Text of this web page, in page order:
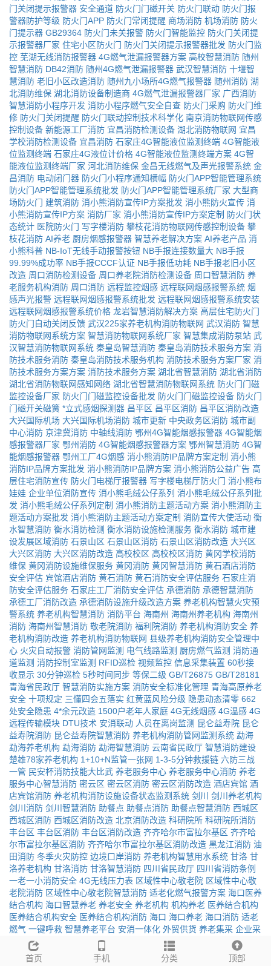
门关闭提示报警器 安全通道 防火门门磁开关 防火门联动 防火门报
警器防护等级 防火门APP 防火门常闭提醒 商场消防 机场消防 防火
门提示器 GB29364 防火门未关报警 防火门智能监控 防火门关闭提
示报警器厂家 住宅小区防火门 防火门关闭提示报警器批发 防火门监
控 芜湖无线消防报警器 4G燃气泄漏报警器方案 高校智慧消防 随州
智慧消防 DB42消防 随州4G燃气泄漏报警器 武汉智慧消防 十堰智
慧消防 老旧小区改造消防 随州九小场所4G燃气报警器 随州消防 湖
北消防维保 湖北消防设备制造商 4G燃气泄漏报警器厂家 广西消防
智慧消防小程序开发 消防小程序燃气安全自查 防火门采购 防火门维
修 防火门关闭提醒 防火门联动控制技术科学化 南京消防物联网传感
控制设备 新能源工厂消防 宜昌消防检测设备 湖北消防物联网 宜昌
学校消防检测设备 宜昌消防 石家庄4G智能液位监测终端 4G智能液
位监测终端 石家庄4G液位计价格 4G智能液位监测终端方案 4G智
能液位监测终端厂家 河北消防维保 金昌无线燃气及声光报警系统 金
昌消防 电动闭门器 防火门小程序通知横幅 防火门APP智能管理系统
防火门APP智能管理系统批发 防火门APP智能管理系统厂家 大型商
场防火门 建筑消防 消小熊消防宣传IP方案批发 消小熊防火宣传 消
小熊消防宣传IP方案 消防厂家 消小熊消防宣传IP方案定制 防火门状
态统计 医院防火门 写字楼消防 攀枝花消防物联网传感控制设备 攀
枝花消防 AI养老 厨房烟感报警器 智慧养老解决方案 AI养老产品 消
小熊科普 NB-IoT无线手动报警按钮 NB手报连接数量大 NB手报
99.99%成功率 NB手报CCCF认证 NB手报低功耗 NB手报老旧小区
改造 周口消防检测设备 周口养老院消防检测设备 周口智慧消防 养
老服务机构消防 周口消防 远程监控烟感 远程联网烟感报警系统 烟
感声光报警 远程联网烟感报警系统批发 远程联网烟感报警系统安装
远程联网烟感报警系统价格 龙岩智慧消防解决方案 高层住宅防火门
防火门自动关闭反馈 武汉225家养老机构消防物联网 武汉消防 智慧
消防物联网系统方案 智慧消防物联网系统厂家 智慧集成消防泵站 武
汉智慧消防物联网系统 秦皇岛智慧消防 秦皇岛消防技术服务方案 消
防技术服务消防 秦皇岛消防技术服务机构 消防技术服务方案厂家 消
防技术服务方案方案 消防技术服务方案 湖北省智慧消防 湖北省消防
湖北省消防物联网感知网络 湖北省智慧消防物联网系统 防火门门磁
监控设备厂家 防火门门磁监控设备批发 防火门门磁监控设备 防火门
门磁开关磁簧 *立式感烟探测器 昌平区 昌平区消防 昌平区消防改造
大兴国际机场 大兴国际机场消防 城市更新 中央政务区消防 城市副
中心消防 京津冀消防 中轴线消防 鄂州4G智能烟感报警器 4G智能烟
感报警器厂家 鄂州消防 4G智能烟感报警器方案 鄂州智慧消防 4G智
能烟感报警器 鄂州工厂4G烟感 消小熊消防IP品牌方案定制 消小熊
消防IP品牌方案批发 消小熊消防IP品牌方案 消小熊消防公益广告 高
层住宅消防宣传 防火门电梯厅报警器 写字楼电梯厅防火门 消小熊布
娃娃 企业单位消防宣传 消小熊毛绒公仔系列 消小熊毛绒公仔系列批
发 消小熊毛绒公仔系列定制 消小熊消防主题活动方案 消小熊消防主
题活动方案批发 消小熊消防主题活动方案定制 消防宣传大使活动 衡
水智慧消防 衡水消防检测 衡水消防设施检测服务 衡水消防 城市建
设发展区域消防 石景山区 石景山区消防 石景山区消防改造 大兴区
大兴区消防 大兴区消防改造 高校校区 高校校区消防 黄冈学校消防
维保 黄冈消防设施维保服务 黄冈消防 黄冈智慧消防 黄石酒店消防
安全评估 宾馆酒店消防 黄石消防 黄石消防安全评估服务 石家庄消
防安全评估服务 石家庄工厂消防安全评估 承德消防 承德智慧消防
承德工厂消防改造 承德消防设施升级改造方案 养老机构智慧火灾预
警系统 养老机构智慧消防 消防平台 海南州 海南州养老机构 海南州
消防 海南州智慧消防 敬老院消防 福利院消防 养老机构消防安全 养
老机构消防改造 养老机构消防物联网 县级养老机构消防安全管理中
心 火灾自动报警 消防管网监测 电气线路监测 厨房燃气监测 消防通
道监测 消防控制室监测 RFID巡检 视频监控 信息采集装置 60秒接
收显示 30分钟巡检 5秒时间同步 等保二级 GB/T26875 GB/T28181
青海省民政厅 智慧消防实施方案 消防安全标准化管理 青海高原养老
安全 十项规定 三懂四会五落实 红黄蓝风险分级 隐患动态清零 662
处安全隐患 4*余元改造 1500户老年人家庭 4G无线烟感 4G温感 4G
远程传输模块 DTU技术 安消联动 人员在离岗监测 昆仑益寿院 昆仑
益寿院消防 昆仑益寿院智慧消防 养老机构消防管网监测系统 勐海
勐海养老机构 勐海消防 勐海智慧消防 云南省民政厅 智慧消防建设
楚雄78家养老机构 1+10+N监管一张网 1-3-5分钟救援链 六防三战
一管 民安杯消防技能大比武 养老服务中心 养老服务中心消防 养老
服务中心智慧消防 密云区 密云区消防 密云区消防改造 酒店宾馆 酒
店宾馆消防 养老机构消防设施设备状态监测系统 剑川
剑川养老机构
剑川消防 剑川智慧消防 助餐点 助餐点消防 助餐点智慧消防 西城区
西城区消防 西城区消防改造 北京消防改造 科研院所 科研院所消防
丰台区 丰台区消防 丰台区消防改造 齐齐哈尔市富拉尔基区 齐齐哈
尔市富拉尔基区消防 齐齐哈尔市富拉尔基区消防改造 黑龙江消防 油
田消防 冬季火灾防控 边境口岸消防 养老机构智慧用水系统 甘洛 甘
洛养老机构 甘洛消防 甘洛智慧消防 四川省民政厅 四川省消防条例
一老一小消防安全 4G无线压力表 区域性中心敬老院 区域性中心敬
老院消防 区域性中心敬老院智慧消防 适老化燃气报警方案 海口医养
结合机构 海口智慧养老 养老安全 养老机构 机构养老 医养结合机构
医养结合机构安全 医养结合机构消防 海口 海口养老 海口消防 适老
燃气 一键呼救 智慧养老平台 安消一体化 外贸供货 养老集采 企业采
智能看护 紧急呼叫 养老服务驿站 日间照料中心 24小时
监测 秒级响应 主动预警 养老机构消防应急广播系统
青海养老
首页 手机 分类 顶部